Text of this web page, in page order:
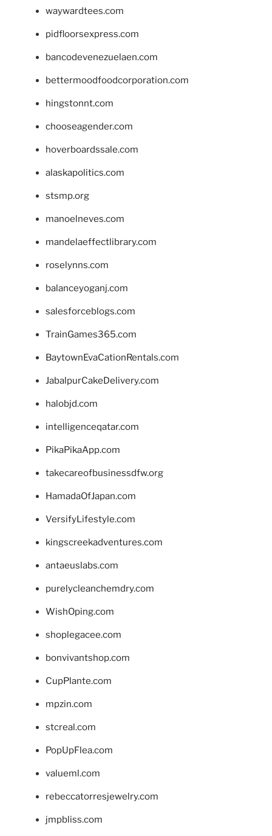
waywardtees.com
pidfloorsexpress.com
bancodevenezuelaen.com
bettermoodfoodcorporation.com
hingstonnt.com
chooseagender.com
hoverboardssale.com
alaskapolitics.com
stsmp.org
manoelneves.com
mandelaeffectlibrary.com
roselynns.com
balanceyoganj.com
salesforceblogs.com
TrainGames365.com
BaytownEvaCationRentals.com
JabalpurCakeDelivery.com
halobjd.com
intelligenceqatar.com
PikaPikaApp.com
takecareofbusinessdfw.org
HamadaOfJapan.com
VersifyLifestyle.com
kingscreekadventures.com
antaeuslabs.com
purelycleanchemdry.com
WishOping.com
shoplegacee.com
bonvivantshop.com
CupPlante.com
mpzin.com
stcreal.com
PopUpFlea.com
valueml.com
rebeccatorresjewelry.com
jmpbliss.com